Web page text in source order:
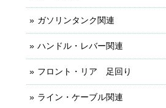
ガソリンタンク関連
ハンドル・レバー関連
フロント・リア 足回り
ライン・ケーブル関連